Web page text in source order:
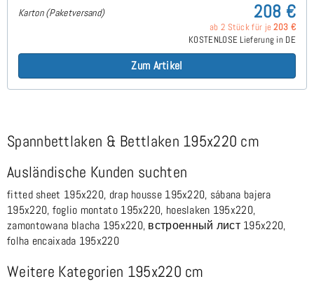
Karton (Paketversand) 208 €
ab 2 Stück für je203 €
KOSTENLOSE Lieferung in DE
Zum Artikel
Spannbettlaken & Bettlaken 195x220 cm
Ausländische Kunden suchten
fitted sheet 195x220, drap housse 195x220, sábana bajera
195x220, foglio montato 195x220, hoeslaken 195x220,
zamontowana blacha 195x220, встроенный лист 195x220,
folha encaixada 195x220
Weitere Kategorien 195x220 cm